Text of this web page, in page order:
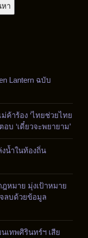
า
Lantern ฉบับ
ค้าร้อง ‘ไทยช่วยไทย
บ ‘เดี๋ยวจะพยายาม’
น้ำในท้องถิ่น
หมาย มุ่งเป้าหมาย
ลบด้วยข้อมูล
เทพศิรินทร์ฯ เสีย